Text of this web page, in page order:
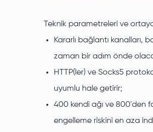
Teknik parametreleri ve
Kararlı bağlantı kanalları,
zaman bir adım önde
HTTP(ler) ve Socks5
uyumlu hale getirir;
400 kendi ağı ve 800'den
engelleme riskini en aza